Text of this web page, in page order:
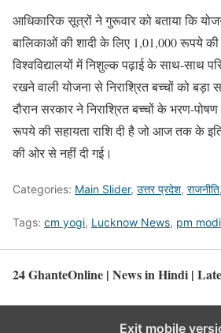
आधिकारिक सूत्रों ने गुरूवार को बताया कि
बालिकाओं की शादी के लिए 1,01,000 रूपये की
विश्वविद्यालयों में निशुल्क पढ़ाई के साथ-साथ
रखने वाली योजना से निराश्रित बच्चों को बड़ा
दौरान सरकार ने निराश्रित बच्चों के भरण-
रूपये की सहायता राशि दी है जो आज तक के
की ओर से नहीं दी गई।
Categories: Main Slider, उत्तर प्रदेश, राजनीति,
Tags: cm yogi, Lucknow News, pm modi
24 GhanteOnline | News in Hindi |
Exit mobile